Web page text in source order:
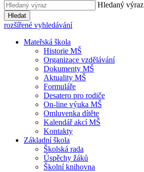
Hledaný výraz
Hledat
rozšířené vyhledávání
Mateřská škola
Historie MŠ
Organizace vzdělávání
Dokumenty MŠ
Aktuality MŠ
Formuláře
Desatero pro rodiče
On-line výuka MŠ
Omluvenka dítěte
Kalendář akcí MŠ
Kontakty
Základní škola
Školská rada
Úspěchy žáků
Školní knihovna